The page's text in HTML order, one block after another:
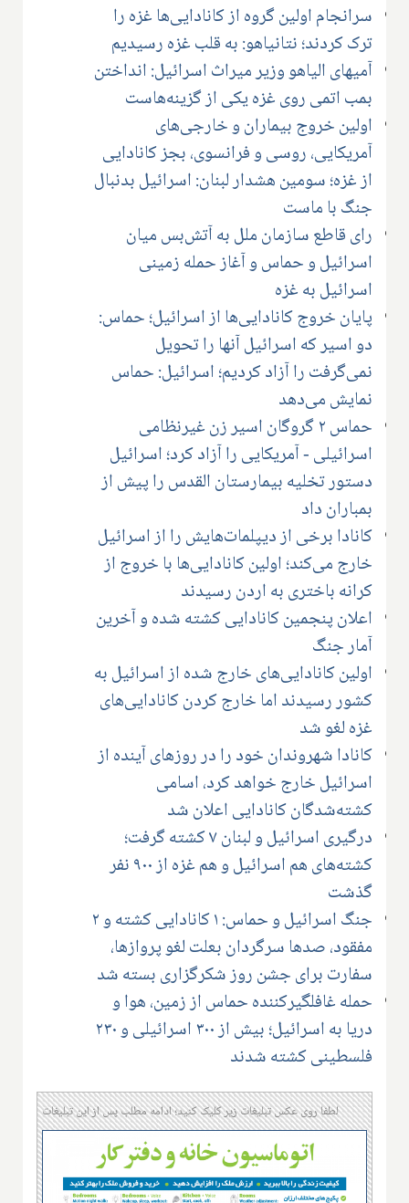
سرانجام اولین گروه از کانادایی‌ها غزه را
ترک کردند؛ نتانیاهو: به قلب غزه رسیدیم
آمیهای الیاهو وزیر میراث اسرائیل: انداختن
بمب اتمی روی غزه یکی از گزینه‌هاست
اولین خروج بیماران و خارجی‌های
آمریکایی، روسی و فرانسوی، بجز کانادایی
از غزه؛ سومین هشدار لبنان: اسرائیل بدنبال
جنگ با ماست
رای قاطع سازمان ملل به آتش‌بس میان
اسرائیل و حماس و آغاز حمله زمینی
اسرائیل به غزه
پایان خروج کانادایی‌ها از اسرائیل؛ حماس:
دو اسیر که اسرائیل آنها را تحویل
نمی‌گرفت را آزاد کردیم؛ اسرائیل: حماس
نمایش می‌دهد
حماس ۲ گروگان اسیر زن غیرنظامی
اسرائیلی - آمریکایی را آزاد کرد؛ اسرائیل
دستور تخلیه بیمارستان القدس را پیش از
بمباران داد
کانادا برخی از دیپلمات‌هایش را از اسرائیل
خارج می‌کند؛ اولین کانادایی‌ها با خروج از
کرانه باختری به اردن رسیدند
اعلان پنجمین کانادایی کشته شده و آخرین
آمار جنگ
اولین کانادایی‌های خارج شده از اسرائیل به
کشور رسیدند اما خارج کردن کانادایی‌های
غزه لغو شد
کانادا شهروندان خود را در روزهای آینده از
اسرائیل خارج خواهد کرد، اسامی
کشته‌شدگان کانادایی اعلان شد
درگیری اسرائیل و لبنان ۷ کشته گرفت؛
کشته‌های هم اسرائیل و هم غزه از ۹۰۰ نفر
گذشت
جنگ اسرائیل و حماس: ۱ کانادایی کشته و ۲
مفقود، صدها سرگردان بعلت لغو پروازها،
سفارت برای جشن روز شکرگزاری بسته شد
حمله غافلگیرکننده حماس از زمین، هوا و
دریا به اسرائیل؛ بیش از ۳۰۰ اسرائیلی و ۲۳۰
فلسطینی کشته شدند
لطفا روی عکس تبلیغات زیر کلیک کنید؛ ادامه مطلب پس از این تبلیغات